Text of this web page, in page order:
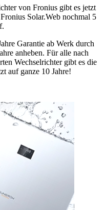
von Fronius gibt es jetzt
Solar.Web nochmal 5
Garantie ab Werk durch
anheben. Für alle nach
Wechselrichter gibt es die
auf ganze 10 Jahre!